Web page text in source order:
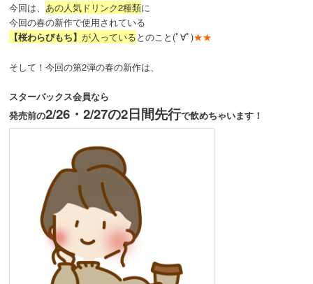
今回は、あの人気ドリンク2種類に
今回の春の新作で使用されている
【桜わらびもち】が入っているとのこと(ﾟ∀ﾟ)★★
そして！今回の第2弾の春の新作は、
スターバックス会員なら
発売前の2/26・2/27の2日間先行で飲めちゃいます！